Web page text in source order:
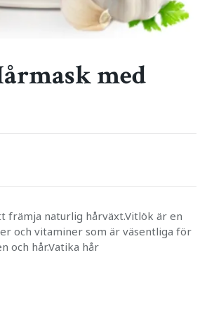
med
främja naturlig hårväxt.Vitlök är en
och vitaminer som är väsentliga för
och hår.Vatika hår